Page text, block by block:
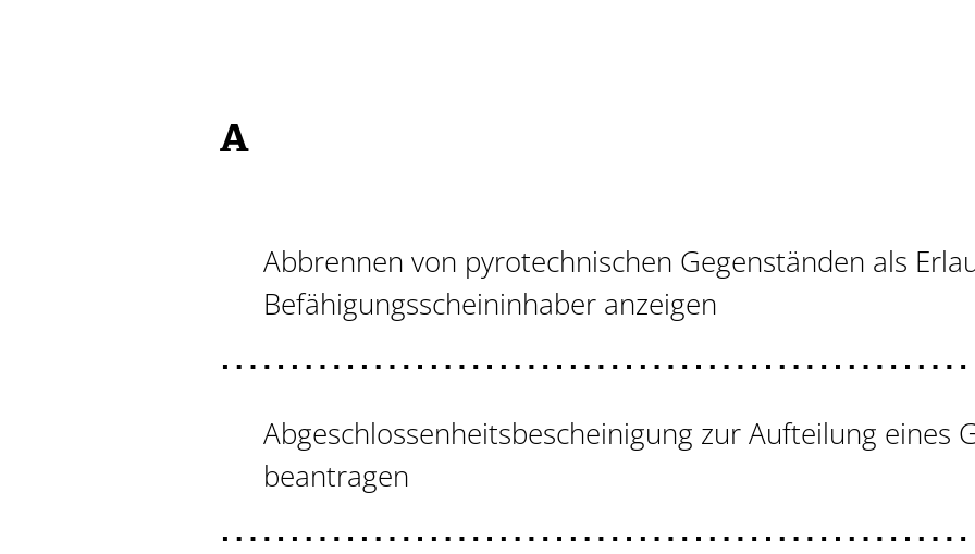
A
Abbrennen von pyrotechnischen Gegenständen als
Befähigungsscheininhaber anzeigen
Abgeschlossenheitsbescheinigung zur Aufteilung eines
beantragen